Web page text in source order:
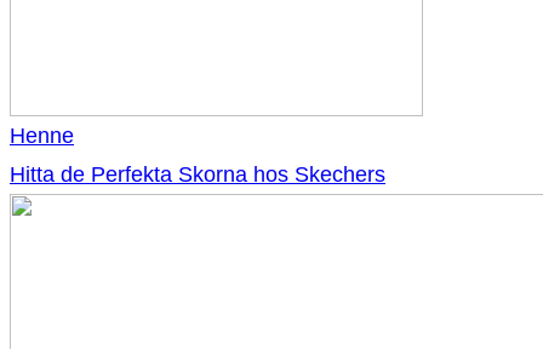
Henne
Hitta de Perfekta Skorna hos Skechers